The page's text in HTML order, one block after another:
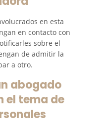
en esta
en contacto con
sobre el
de admitir la
a otro.
abogado
el tema de